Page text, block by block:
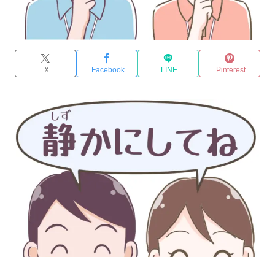
X Facebook LINE Pinterest